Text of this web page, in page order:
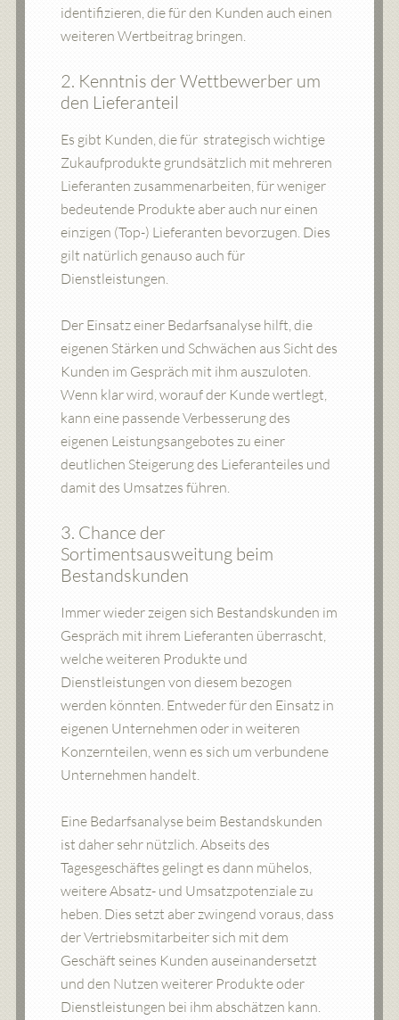
identifizieren, die für den Kunden auch einen
weiteren Wertbeitrag bringen.
2. Kenntnis der Wettbewerber um
den Lieferanteil
Es gibt Kunden, die für strategisch wichtige
Zukaufprodukte grundsätzlich mit mehreren
Lieferanten zusammenarbeiten, für weniger
bedeutende Produkte aber auch nur einen
einzigen (Top-) Lieferanten bevorzugen. Dies
gilt natürlich genauso auch für
Dienstleistungen.
Der Einsatz einer Bedarfsanalyse hilft, die
eigenen Stärken und Schwächen aus Sicht des
Kunden im Gespräch mit ihm auszuloten.
Wenn klar wird, worauf der Kunde wertlegt,
kann eine passende Verbesserung des
eigenen Leistungsangebotes zu einer
deutlichen Steigerung des Lieferanteiles und
damit des Umsatzes führen.
3. Chance der
Sortimentsausweitung beim
Bestandskunden
Immer wieder zeigen sich Bestandskunden im
Gespräch mit ihrem Lieferanten überrascht,
welche weiteren Produkte und
Dienstleistungen von diesem bezogen
werden könnten. Entweder für den Einsatz in
eigenen Unternehmen oder in weiteren
Konzernteilen, wenn es sich um verbundene
Unternehmen handelt.
Eine Bedarfsanalyse beim Bestandskunden
ist daher sehr nützlich. Abseits des
Tagesgeschäftes gelingt es dann mühelos,
weitere Absatz- und Umsatzpotenziale zu
heben. Dies setzt aber zwingend voraus, dass
der Vertriebsmitarbeiter sich mit dem
Geschäft seines Kunden auseinandersetzt
und den Nutzen weiterer Produkte oder
Dienstleistungen bei ihm abschätzen kann.